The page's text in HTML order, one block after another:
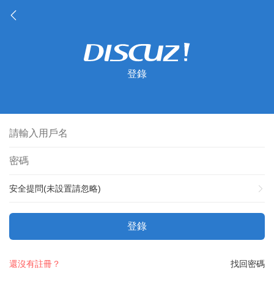
登錄
安全提問(未設置請忽略)
登錄
找回密碼
還沒有註冊？